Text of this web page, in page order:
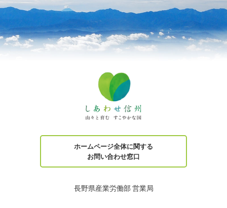
ホームページ全体に関する
お問い合わせ窓口
長野県産業労働部 営業局